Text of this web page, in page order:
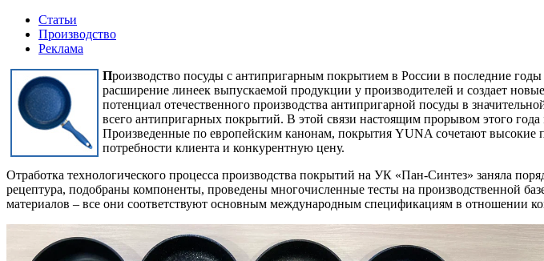
Статьи
Производство
Реклама
Производство посуды с антипригарным покрытием в России в последние
расширение линеек выпускаемой продукции у производителей и создает
потенциал отечественного производства антипригарной посуды в
всего антипригарных покрытий. В этой связи настоящим прорывом этого
Произведенные по европейским канонам, покрытия YUNA сочетают высокие
потребности клиента и конкурентную цену.
Отработка технологического процесса производства покрытий на УК «Пан-Синтез» заняла
рецептура, подобраны компоненты, проведены многочисленные тесты на производственной
материалов – все они соответствуют основным международным спецификациям в отношении